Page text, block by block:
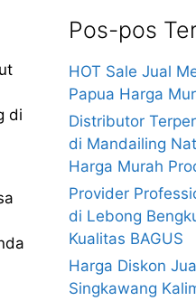
di
Pos-pos
HOT Sale Jual
Papua Harga
Distributor
di Mandailing
Harga Murah
Provider
di Lebong
Kualitas BAGUS
Harga Diskon
Singkawang